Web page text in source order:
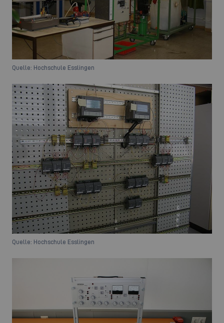
Quelle: Hochschule Esslingen
Quelle: Hochschule Esslingen